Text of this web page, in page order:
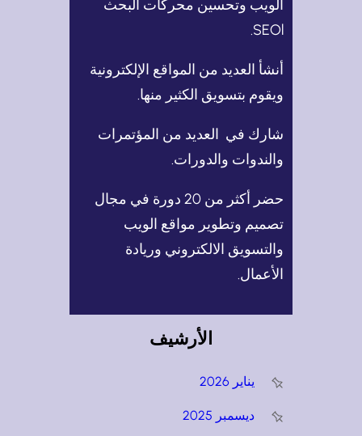
الويب وتحسين محركات البحث
SEOl.
أنشأ العديد من المواقع الإلكترونية
ويقوم بتسويق الكثير منها.
شارك في العديد من المؤتمرات
والندوات والدورات.
حضر أكثر من 20 دورة في مجال
تصميم وتطوير مواقع الويب
والتسويق الالكتروني وريادة
الأعمال.
الأرشيف
يناير 2026
ديسمبر 2025